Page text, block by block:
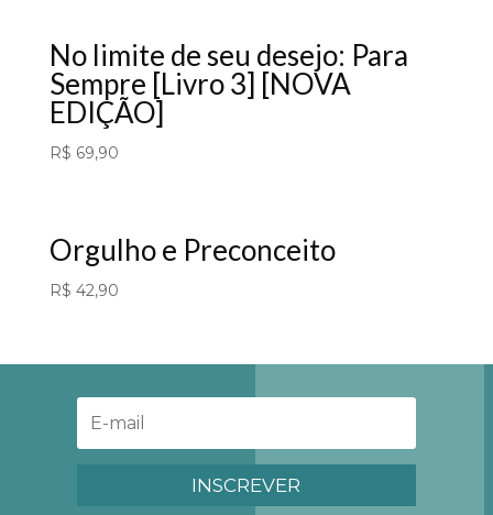
No limite de seu desejo: Para
Sempre [Livro 3] [NOVA
EDIÇÃO]
R$ 69,90
Orgulho e Preconceito
R$ 42,90
INSCREVER